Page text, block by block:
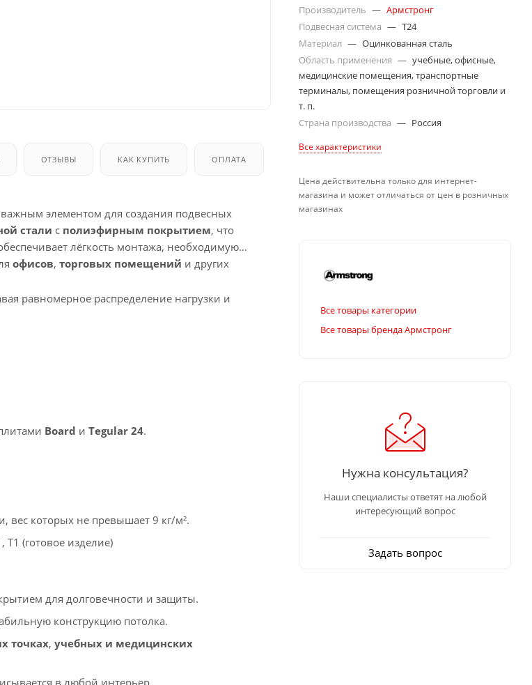
ОТЗЫВЫ КАК КУПИТЬ ОПЛАТА
важным элементом для создания подвесных
стали с полиэфирным покрытием, что
лёгкость монтажа, необходимую
офисов, торговых помещений и других
равномерное распределение нагрузки и
Board и Tegular 24.
вес которых не превышает 9 кг/м².
(готовое изделие)
для долговечности и защиты.
конструкцию потолка.
точках, учебных и медицинских
в любой интерьер.
Производитель — Армстронг
Подвесная система — T24
Материал — Оцинкованная сталь
Область применения — учебные, офисные,
медицинские помещения, транспортные
терминалы, помещения розничной торговли и
т. п.
Страна производства — Россия
Все характеристики
Цена действительна только для интернет-
магазина и может отличаться от цен в розничных
магазинах
Все товары категории
Все товары бренда Армстронг
Нужна консультация?
Наши специалисты ответят на любой
интересующий вопрос
Задать вопрос